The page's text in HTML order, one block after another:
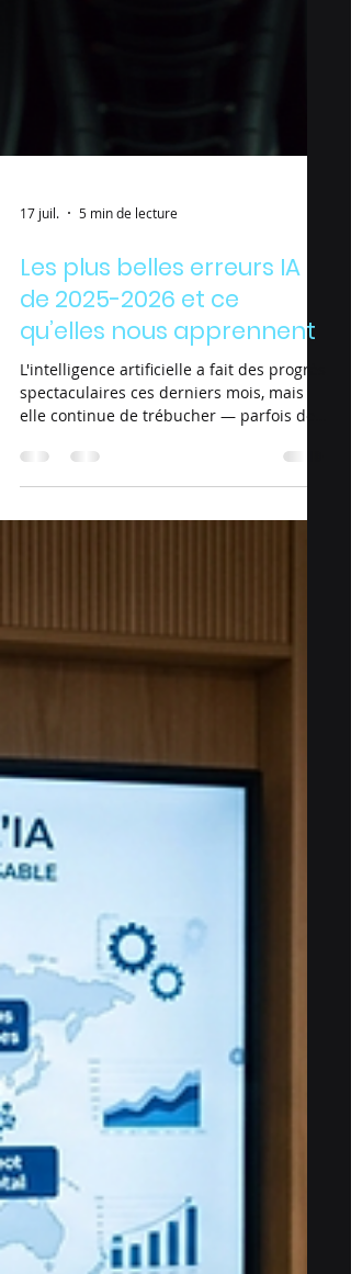
17 juil. 5 min de lecture
Les plus belles erreurs IA
de 2025-2026 et ce
qu’elles nous apprennent
L'intelligence artificielle a fait des progrès
spectaculaires ces derniers mois, mais
elle continue de trébucher — parfois de
façon comique, parfois de façon
manière dont on les déploie. Voici un
tour d'horizon des erreurs les plus
marquantes, et ce qu'elles disent de l'état